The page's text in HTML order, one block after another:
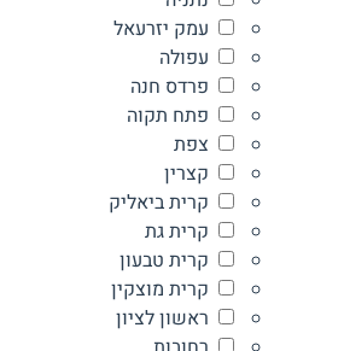
עמק יזרעאל
עפולה
פרדס חנה
פתח תקוה
צפת
קצרין
קרית ביאליק
קרית גת
קרית טבעון
קרית מוצקין
ראשון לציון